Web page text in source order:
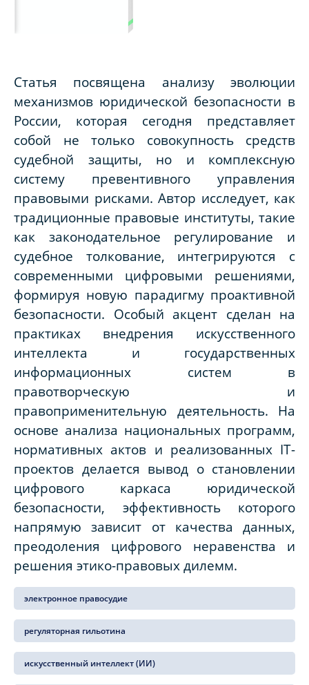
Статья посвящена анализу эволюции
механизмов юридической безопасности в
России, которая сегодня представляет
собой не только совокупность средств
судебной защиты, но и комплексную
систему превентивного управления
правовыми рисками. Автор исследует, как
традиционные правовые институты, такие
как законодательное регулирование и
судебное толкование, интегрируются с
современными цифровыми решениями,
формируя новую парадигму проактивной
безопасности. Особый акцент сделан на
практиках внедрения искусственного
интеллекта и государственных
информационных систем в
правотворческую и
правоприменительную деятельность. На
основе анализа национальных программ,
нормативных актов и реализованных IT-
проектов делается вывод о становлении
цифрового каркаса юридической
безопасности, эффективность которого
напрямую зависит от качества данных,
преодоления цифрового неравенства и
решения этико-правовых дилемм.
электронное правосудие
регуляторная гильотина
искусственный интеллект (ИИ)